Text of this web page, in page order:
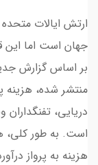
ارتش ایالات
جهان است اما
دریایی،
است. به طور کلی،
هزینه به پرواز